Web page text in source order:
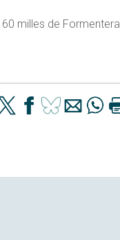
milles de Formentera